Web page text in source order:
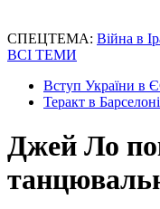
СПЕЦТЕМА: Війна в
ВСІ ТЕМИ
Вступ України в
Теракт в Барселоні
Джей Ло